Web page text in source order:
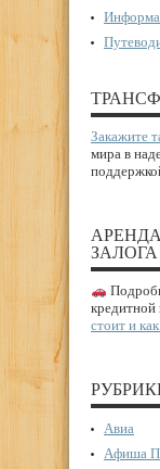
Закажите
мира в
ЗАЛОГА
кредитной
стоит и
Авиа
Афиша